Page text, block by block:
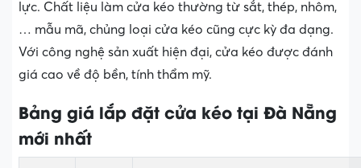
lực. Chất liệu làm cửa kéo thường từ sắt, thép, nhôm,
… mẫu mã, chủng loại cửa kéo cũng cực kỳ đa dạng.
Với công nghệ sản xuất hiện đại, cửa kéo được đánh
giá cao về độ bền, tính thẩm mỹ.
Bảng giá lắp đặt cửa kéo tại Đà Nẵng
mới nhất